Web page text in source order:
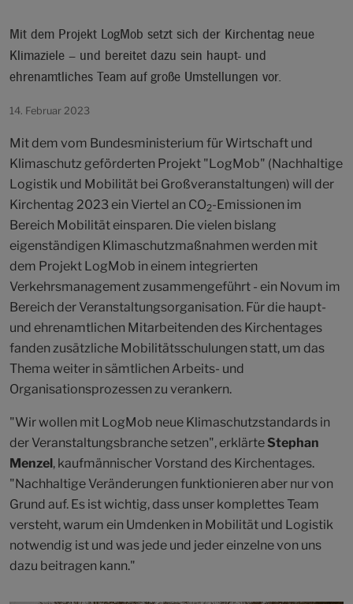
Mit dem Projekt LogMob setzt sich der Kirchentag neue
Klimaziele – und bereitet dazu sein haupt- und
ehrenamtliches Team auf große Umstellungen vor.
14. Februar 2023
Mit dem vom Bundesministerium für Wirtschaft und
Klimaschutz geförderten Projekt "LogMob" (Nachhaltige
Logistik und Mobilität bei Großveranstaltungen) will der
Kirchentag 2023 ein Viertel an CO2-Emissionen im
Bereich Mobilität einsparen. Die vielen bislang
eigenständigen Klimaschutzmaßnahmen werden mit
dem Projekt LogMob in einem integrierten
Verkehrsmanagement zusammengeführt - ein Novum im
Bereich der Veranstaltungsorganisation. Für die haupt-
und ehrenamtlichen Mitarbeitenden des Kirchentages
fanden zusätzliche Mobilitätsschulungen statt, um das
Thema weiter in sämtlichen Arbeits- und
Organisationsprozessen zu verankern.
"Wir wollen mit LogMob neue Klimaschutzstandards in
der Veranstaltungsbranche setzen", erklärte Stephan
Menzel , kaufmännischer Vorstand des Kirchentages.
"Nachhaltige Veränderungen funktionieren aber nur von
Grund auf. Es ist wichtig, dass unser komplettes Team
versteht, warum ein Umdenken in Mobilität und Logistik
notwendig ist und was jede und jeder einzelne von uns
dazu beitragen kann."